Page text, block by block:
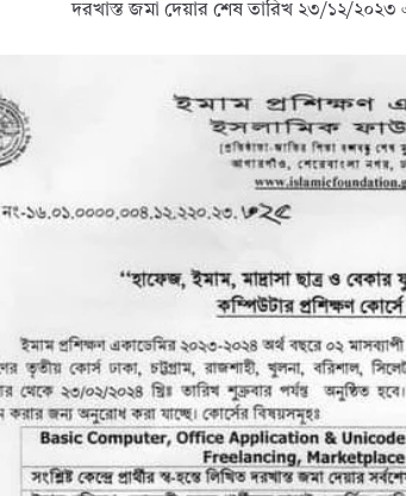
দরখাস্ত জমা দেয়ার শেষ তারিখ ২৩/১২/২০২৩